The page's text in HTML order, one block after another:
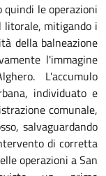
quindi le operazioni
litorale, mitigando i
della balneazione
l'immagine
L'accumulo
individuato e
comunale,
salvaguardando
di corretta
operazioni a San